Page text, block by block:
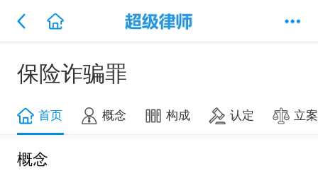
保险诈骗罪
首页 概念 构成 认定 立
概念